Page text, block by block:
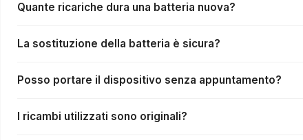
Quante ricariche dura una batteria nuova?
La sostituzione della batteria è sicura?
Posso portare il dispositivo senza appuntamento?
I ricambi utilizzati sono originali?